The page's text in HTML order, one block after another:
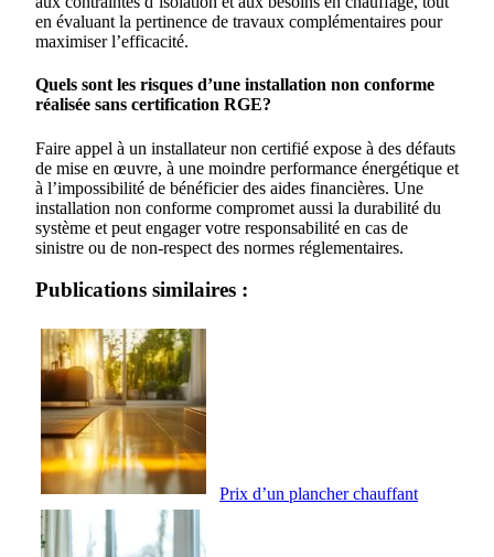
en évaluant la pertinence de travaux complémentaires pour
maximiser l’efficacité.
Quels sont les risques d’une installation non conforme
réalisée sans certification RGE?
Faire appel à un installateur non certifié expose à des défauts
de mise en œuvre, à une moindre performance énergétique et
à l’impossibilité de bénéficier des aides financières. Une
installation non conforme compromet aussi la durabilité du
système et peut engager votre responsabilité en cas de
sinistre ou de non-respect des normes réglementaires.
Publications similaires :
Prix d’un plancher chauffant